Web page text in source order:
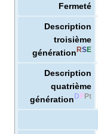
Fermeté
Description
troisième
génération RSE
Description
quatrième
génération D PPt